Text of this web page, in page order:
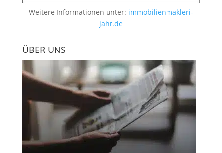
Weitere Informationen unter: immobilienmakleri-
jahr.de
ÜBER UNS